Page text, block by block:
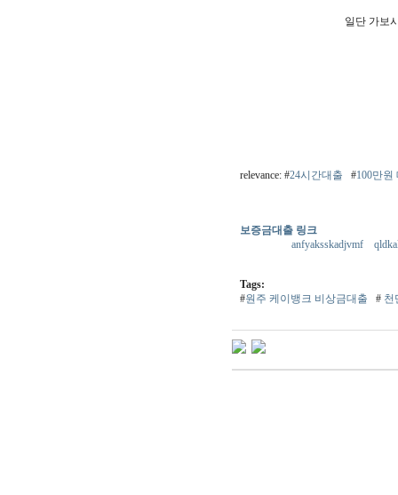
일단 가보
relevance: #24시간대출 #100만원
보증금대출 링크
anfyaksskadjvmf
Tags:
#원주 케이뱅크 비상금대출 # 천